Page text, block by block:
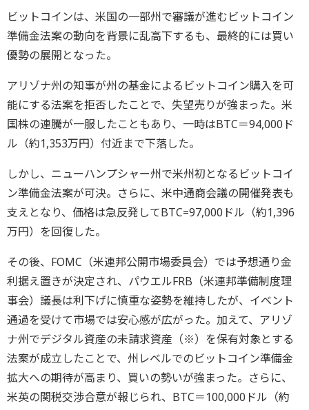
ビットコインは、米国の一部州で審議が進むビットコイン
準備金法案の動向を背景に乱高下するも、最終的には買い
優勢の展開となった。
アリゾナ州の知事が州の基金によるビットコイン購入を可
能にする法案を拒否したことで、失望売りが強まった。米
国株の連騰が一服したこともあり、一時はBTC＝94,000ド
ル（約1,353万円）付近まで下落した。
しかし、ニューハンプシャー州で米州初となるビットコイ
ン準備金法案が可決。さらに、米中通商会議の開催発表も
支えとなり、価格は急反発してBTC=97,000ドル（約1,396
万円）を回復した。
その後、FOMC（米連邦公開市場委員会）では予想通り金
利据え置きが決定され、パウエルFRB（米連邦準備制度理
事会）議長は利下げに慎重な姿勢を維持したが、イベント
通過を受けて市場では安心感が広がった。加えて、アリゾ
ナ州でデジタル資産の未請求資産（※）を保有対象とする
法案が成立したことで、州レベルでのビットコイン準備金
拡大への期待が高まり、買いの勢いが強まった。さらに、
米英の関税交渉合意が報じられ、BTC＝100,000ドル（約